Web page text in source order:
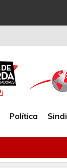
Política